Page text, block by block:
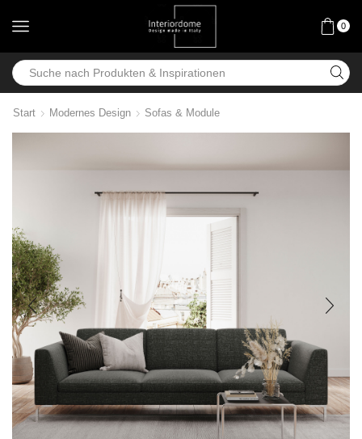
0
Start Modernes Design Sofas & Module